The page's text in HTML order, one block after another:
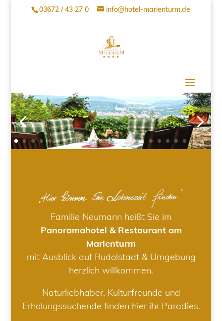
03672 / 43 27 0 info@hotel-marienturm.de
Familie Neumann heißt Sie im
Panoramahotel & Restaurant am
Marienturm
mit Ausblick auf Rudolstadt & Umgebung
herzlich willkommen.
Naturliebhaber, Kulturfreunde und
Erholungssuchende finden hier ihr Paradies.